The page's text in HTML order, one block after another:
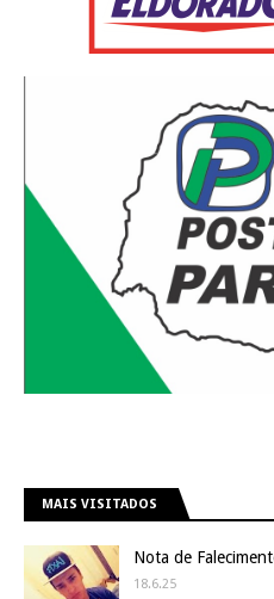
MAIS VISITADOS
Nota de
18.6.25